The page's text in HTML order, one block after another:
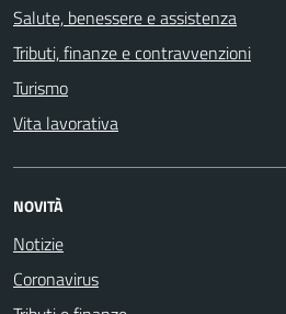
Salute, benessere e assistenza
Tributi, finanze e contravvenzioni
Turismo
Vita lavorativa
NOVITÀ
Notizie
Coronavirus